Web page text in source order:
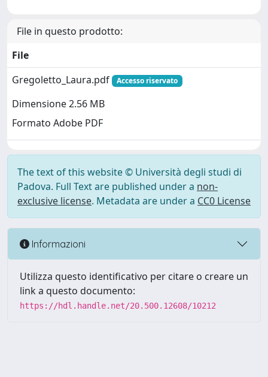
File in questo prodotto:
File
Gregoletto_Laura.pdf
Accesso riservato
Dimensione 2.56 MB
Formato Adobe PDF
The text of this website © Università degli studi di
Padova. Full Text are published under a non-
exclusive license. Metadata are under a CC0 License
Informazioni
Utilizza questo identificativo per citare o creare un
link a questo documento:
https://hdl.handle.net/20.500.12608/10212